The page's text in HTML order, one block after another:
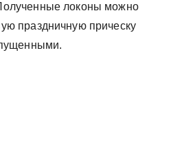
локоны можно
праздничную прическу